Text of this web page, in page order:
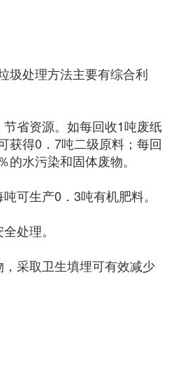
圾处理方法主要有综合利
省资源。如每回收1吨废纸
获得0．7吨二级原料；每回
水污染和固体废物。
可生产0．3吨有机肥料。
处理。
采取卫生填埋可有效减少